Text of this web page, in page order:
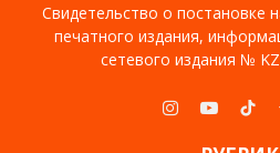
Свидетельство о постановке
печатного издания,
сетевого издания №
Instagram
YouTube